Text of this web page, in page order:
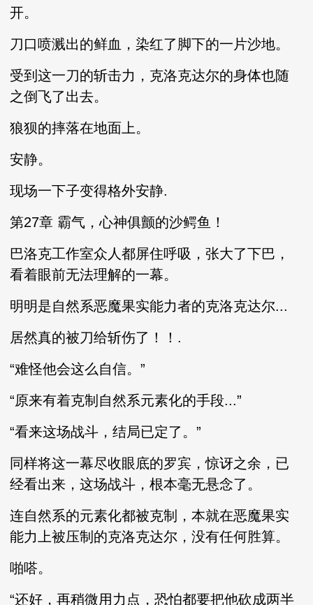
开。
刀口喷溅出的鲜血，染红了脚下的一片沙地。
受到这一刀的斩击力，克洛克达尔的身体也随
之倒飞了出去。
狼狈的摔落在地面上。
安静。
现场一下子变得格外安静.
第27章 霸气，心神俱颤的沙鳄鱼！
巴洛克工作室众人都屏住呼吸，张大了下巴，
看着眼前无法理解的一幕。
明明是自然系恶魔果实能力者的克洛克达尔...
居然真的被刀给斩伤了！！.
“难怪他会这么自信。”
“原来有着克制自然系元素化的手段...”
“看来这场战斗，结局已定了。”
同样将这一幕尽收眼底的罗宾，惊讶之余，已
经看出来，这场战斗，根本毫无悬念了。
连自然系的元素化都被克制，本就在恶魔果实
能力上被压制的克洛克达尔，没有任何胜算。
啪嗒。
“还好，再稍微用力点，恐怕都要把他砍成两半